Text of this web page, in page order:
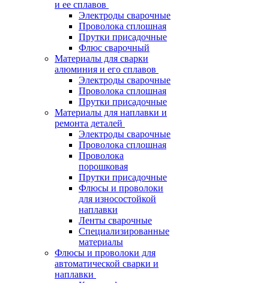
и ее сплавов
Электроды сварочные
Проволока сплошная
Прутки присадочные
Флюс сварочный
Материалы для сварки
алюминия и его сплавов
Электроды сварочные
Проволока сплошная
Прутки присадочные
Материалы для наплавки и
ремонта деталей
Электроды сварочные
Проволока сплошная
Проволока
порошковая
Прутки присадочные
Флюсы и проволоки
для износостойкой
наплавки
Ленты сварочные
Специализированные
материалы
Флюсы и проволоки для
автоматической сварки и
наплавки